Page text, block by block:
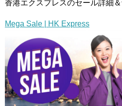
香港エクスプレスのセール詳細＆
Mega Sale | HK Express